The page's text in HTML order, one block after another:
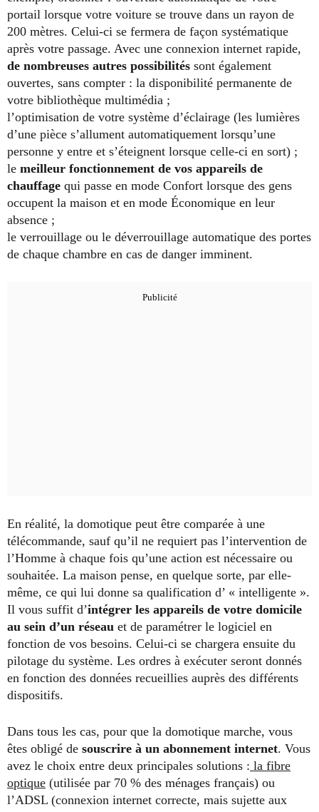
portail lorsque votre voiture se trouve dans un rayon de
200 mètres. Celui-ci se fermera de façon systématique
après votre passage. Avec une connexion internet rapide,
de nombreuses autres possibilités sont également
ouvertes, sans compter : la disponibilité permanente de
votre bibliothèque multimédia ;
l’optimisation de votre système d’éclairage (les lumières
d’une pièce s’allument automatiquement lorsqu’une
personne y entre et s’éteignent lorsque celle-ci en sort) ;
le meilleur fonctionnement de vos appareils de
chauffage qui passe en mode Confort lorsque des gens
occupent la maison et en mode Économique en leur
absence ;
le verrouillage ou le déverrouillage automatique des portes
de chaque chambre en cas de danger imminent.
En réalité, la domotique peut être comparée à une
télécommande, sauf qu’il ne requiert pas l’intervention de
l’Homme à chaque fois qu’une action est nécessaire ou
souhaitée. La maison pense, en quelque sorte, par elle-
même, ce qui lui donne sa qualification d’ « intelligente ».
Il vous suffit d’intégrer les appareils de votre domicile
au sein d’un réseau et de paramétrer le logiciel en
fonction de vos besoins. Celui-ci se chargera ensuite du
pilotage du système. Les ordres à exécuter seront donnés
en fonction des données recueillies auprès des différents
dispositifs.
Dans tous les cas, pour que la domotique marche, vous
êtes obligé de souscrire à un abonnement internet. Vous
avez le choix entre deux principales solutions : la fibre
optique (utilisée par 70 % des ménages français) ou
l’ADSL (connexion internet correcte, mais sujette aux